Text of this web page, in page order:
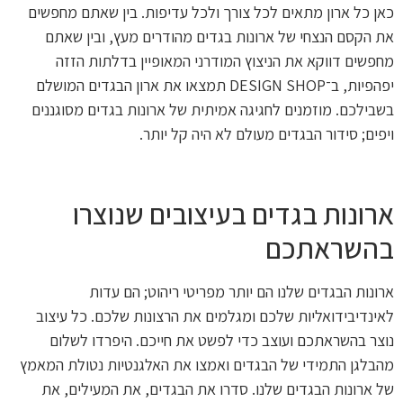
כאן כל ארון מתאים לכל צורך ולכל עדיפות. בין שאתם מחפשים
את הקסם הנצחי של ארונות בגדים מהודרים מעץ, ובין שאתם
מחפשים דווקא את הניצוץ המודרני המאופיין בדלתות הזזה
יפהפיות, ב־DESIGN SHOP תמצאו את ארון הבגדים המושלם
בשבילכם. מוזמנים לחגיגה אמיתית של ארונות בגדים מסוגננים
ויפים; סידור הבגדים מעולם לא היה קל יותר.
ארונות בגדים בעיצובים שנוצרו
בהשראתכם
ארונות הבגדים שלנו הם יותר מפריטי ריהוט; הם עדות
לאינדיבידואליות שלכם ומגלמים את הרצונות שלכם. כל עיצוב
נוצר בהשראתכם ועוצב כדי לפשט את חייכם. היפרדו לשלום
מהבלגן התמידי של הבגדים ואמצו את האלגנטיות נטולת המאמץ
של ארונות הבגדים שלנו. סדרו את הבגדים, את המעילים, את